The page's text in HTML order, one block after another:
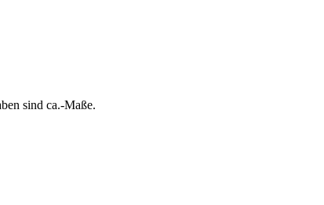
sind ca.-Maße.